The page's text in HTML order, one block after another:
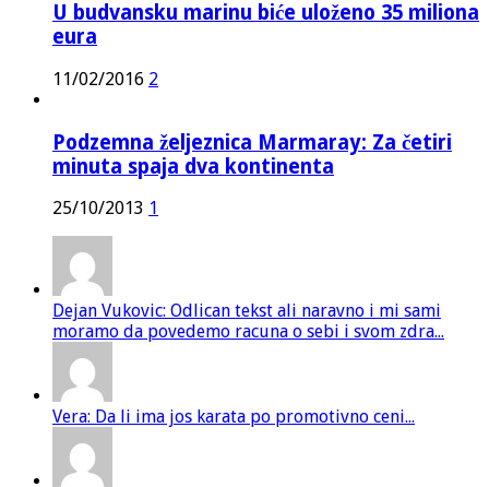
U budvansku marinu biće uloženo 35 miliona
eura
11/02/2016 2
Podzemna željeznica Marmaray: Za četiri
minuta spaja dva kontinenta
25/10/2013 1
Dejan Vukovic: Odlican tekst ali naravno i mi sami
moramo da povedemo racuna o sebi i svom zdra...
Vera: Da li ima jos karata po promotivno ceni...